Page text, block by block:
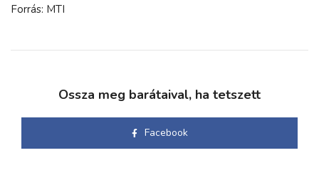
Forrás: MTI
Ossza meg barátaival, ha tetszett
Facebook